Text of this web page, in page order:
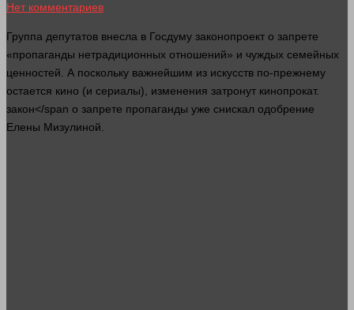
Нет комментариев
Группа депутатов внесла в Госдуму законопроект о запрете
«пропаганды нетрадиционных отношений» и чуждых семейных
ценностей. А поскольку важнейшим из искусств по-прежнему
остается кино (и сериалы), изменения затронут кинопрокат.
закон</span о запрете пропаганды уже снискал одобрение
Елены Мизулиной.